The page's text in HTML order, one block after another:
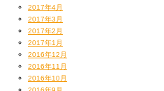
2017年4月
2017年3月
2017年2月
2017年1月
2016年12月
2016年11月
2016年10月